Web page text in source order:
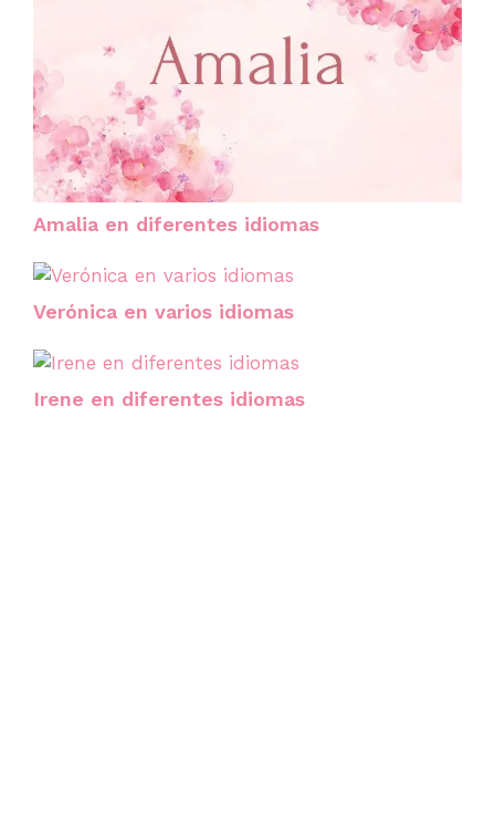
Amalia en diferentes idiomas
Verónica en varios idiomas
Irene en diferentes idiomas